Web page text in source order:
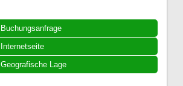
Buchungsanfrage
Internetseite
Geografische Lage